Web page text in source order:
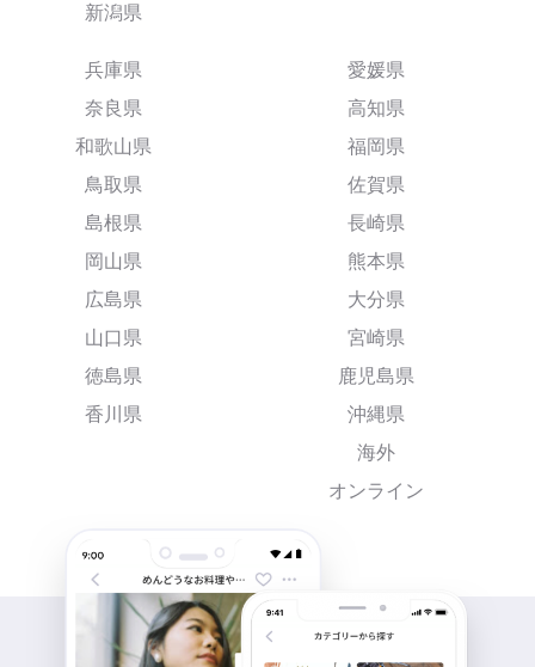
新潟県
兵庫県
奈良県
和歌山県
鳥取県
島根県
岡山県
広島県
山口県
徳島県
香川県
愛媛県
高知県
福岡県
佐賀県
長崎県
熊本県
大分県
宮崎県
鹿児島県
沖縄県
海外
オンライン